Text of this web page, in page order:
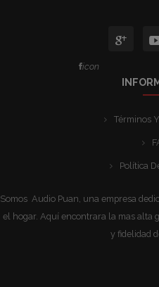
icon
Términos
Política
Somos Audio Puan, una empresa
el hogar. Aquí encontrara la mas alta
y fidelidad